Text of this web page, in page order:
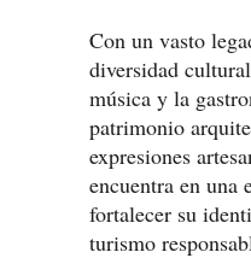
Con un vasto
diversidad
música y la
patrimonio
expresiones
encuentra en una
fortalecer su
turismo